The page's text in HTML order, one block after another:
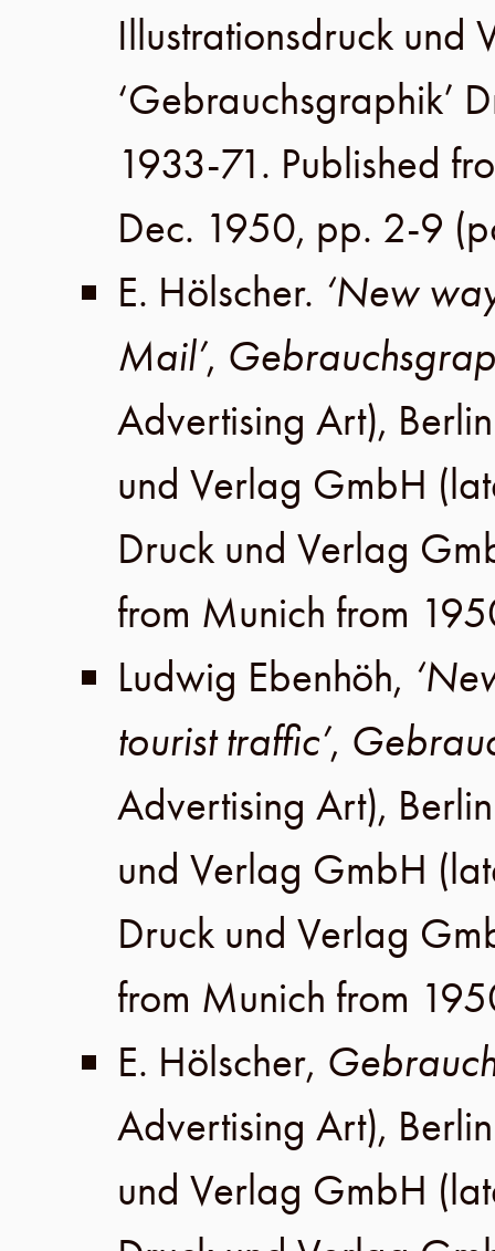
Illustrationsdruck und
‘Gebrauchsgraphik’
1933-71. Published
Dec. 1950, pp. 2-9
E. Hölscher. ‘New
Mail’,
Advertising Art), Berlin
und Verlag GmbH
Druck und Verlag
from Munich from
Ludwig Ebenhöh,
tourist traffic’,
Advertising Art), Berlin
und Verlag GmbH
Druck und Verlag
from Munich from
E. Hölscher,
Advertising Art), Berlin
und Verlag GmbH